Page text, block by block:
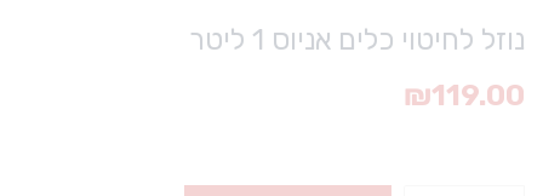
נוזל לחיטוי כלים אניוס 1 ליטר
₪119.00